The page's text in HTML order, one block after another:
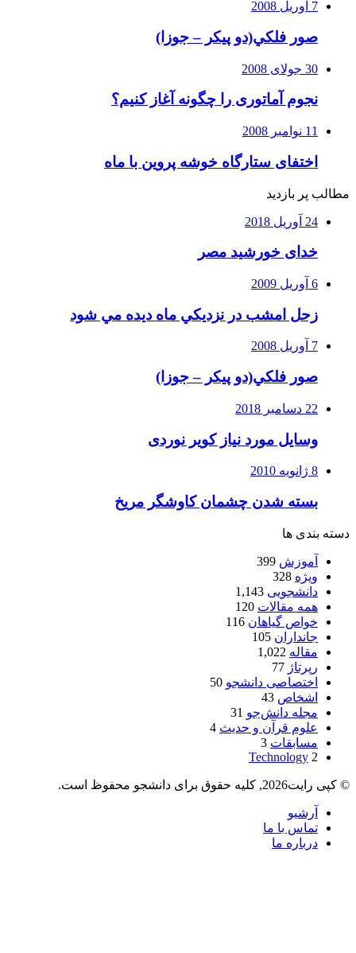
7 آوریل 2008
صور فلكي(دو پیکر – جوزا)
30 جولای 2008
نجوم آماتوری را چگونه آغاز کنیم؟
11 نوامبر 2008
اختفای ستارگاه خوشه پروین با ماه
مطالب پر بازدید
24 آوریل 2018
خدای خورشید مصر
6 آوریل 2009
زحل امشب در نزديكي ماه ديده مي شود
7 آوریل 2008
صور فلكي(دو پیکر – جوزا)
22 دسامبر 2018
وسایل مورد نیاز کویر نوردی
8 ژانویه 2010
بسته شدن چشمان کاوشگر مريخ
دسته بندی ها
آموزش 399
ویژه 328
دانشجویی 1,143
همه مقالات 120
خواص گیاهان 116
جانداران 105
مقاله 1,022
رپرتاژ 77
اختصاصی دانشجو 50
اشخاص 43
مجله دانش‌جو 31
علوم قرآن و حدیث 4
مسابقات 3
Technology 2
© کپی رایت2026, کلیه حقوق برای دانشجو محفوظ است.
آرشیو
تماس با ما
درباره ما